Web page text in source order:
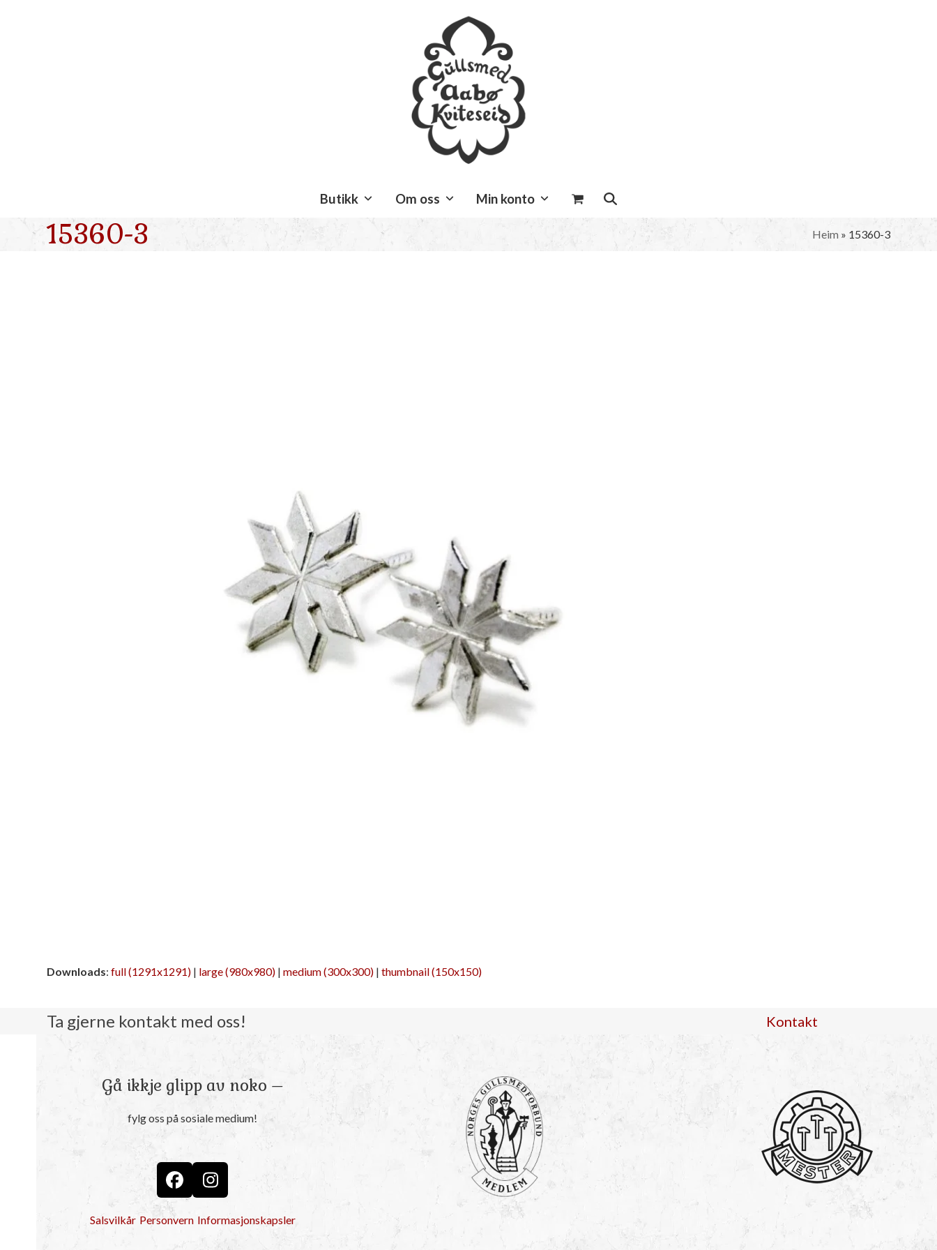
Butikk Om oss Min konto
15360-3 Heim » 15360-3
Downloads:full (1291x1291) | large (980x980) |medium (300x300) |thumbnail (150x150)
Ta gjerne kontakt med oss! Kontakt
Gå ikkje glipp av noko –
fylg oss på sosiale medium!
FacebookInstagram
Salsvilkår Personvern Informasjonskapsler